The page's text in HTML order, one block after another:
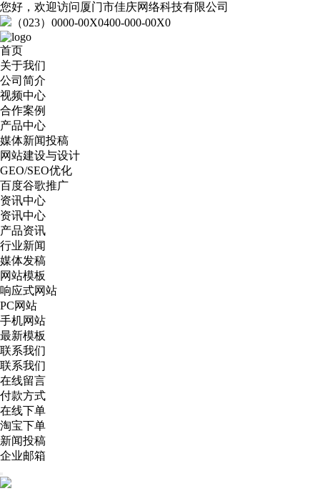
您好，欢迎访问厦门市佳庆网络科技有限公司
（023）0000-00X0400-000-00X0
首页
关于我们
公司简介
视频中心
合作案例
产品中心
媒体新闻投稿
网站建设与设计
GEO/SEO优化
百度谷歌推广
资讯中心
资讯中心
产品资讯
行业新闻
媒体发稿
网站模板
响应式网站
PC网站
手机网站
最新模板
联系我们
联系我们
在线留言
付款方式
在线下单
淘宝下单
新闻投稿
企业邮箱